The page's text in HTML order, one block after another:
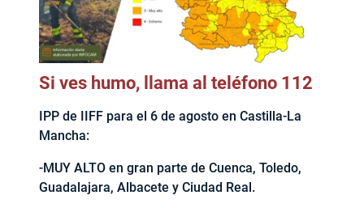
Si ves humo, llama al teléfono 112
IPP de IIFF para el 6 de agosto en Castilla-La
Mancha:
-MUY ALTO en gran parte de Cuenca, Toledo,
Guadalajara, Albacete y Ciudad Real.